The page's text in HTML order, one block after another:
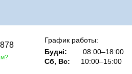
График работы:
Будні:
08:00–18:00
Сб, Вс:
10:00–15:00